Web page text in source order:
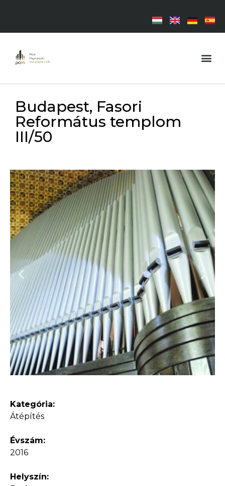
Budapest, Fasori
Református templom
III/50
Kategória:
Átépítés
Évszám:
2016
Helyszín: